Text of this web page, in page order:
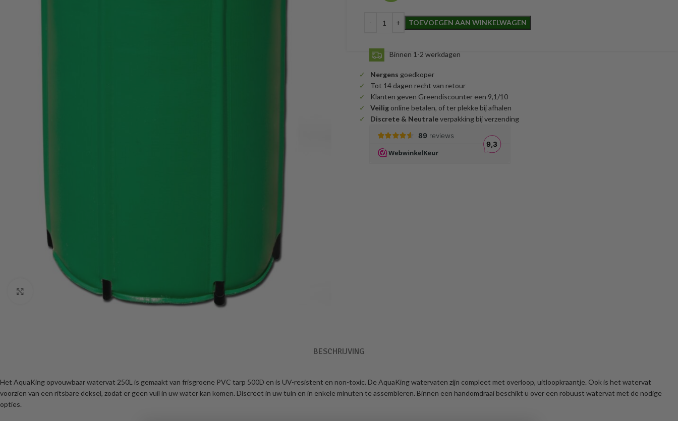
Click to enlarge
TOEVOEGEN AAN WINKELWAGEN
Binnen 1-2 werkdagen
Nergens goedkoper
Tot 14 dagen recht van retour
Klanten geven Greendiscounter een 9,1/10
Veilig online betalen, of ter plekke bij afhalen
Discrete & Neutraleverpakking bij verzending
BESCHRIJVING
Het AquaKing opvouwbaar watervat 250L is gemaakt van frisgroene PVC tarp 500D en is UV-resistent en non-toxic. De AquaKing watervaten zijn compleet met overloop, uitloopkraantje. Ook is het watervat
voorzien van een ritsbare deksel, zodat er geen vuil in uw water kan komen. Discreet in uw tuin en in enkele minuten te assembleren. Binnen een handomdraai beschikt u over een robuust watervat met de nodige
opties.